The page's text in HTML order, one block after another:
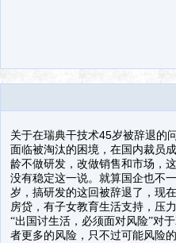
关于在瑞典干技术45岁被辞退的
面临被淘汰的困境，在国内裁员
龄不做研发，改做销售和市场，
没有稳定这一说。就算国 企也不
岁，搞研发的这回被辞退了，现
房贷，有子女教育生活支持，压力
“出国讨生活，必须面对风险”对
者更多的风险，只不过可能风险